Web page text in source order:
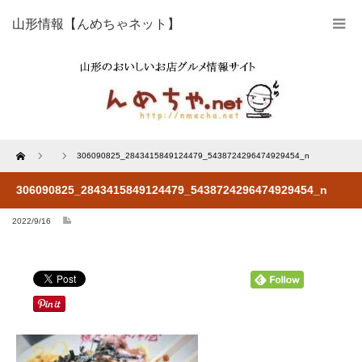
山形情報【んめちゃネット】
Home 306090825_2843415849124479_5438724296474929454_n
306090825_2843415849124479_5438724296474929454_n
2022/9/16